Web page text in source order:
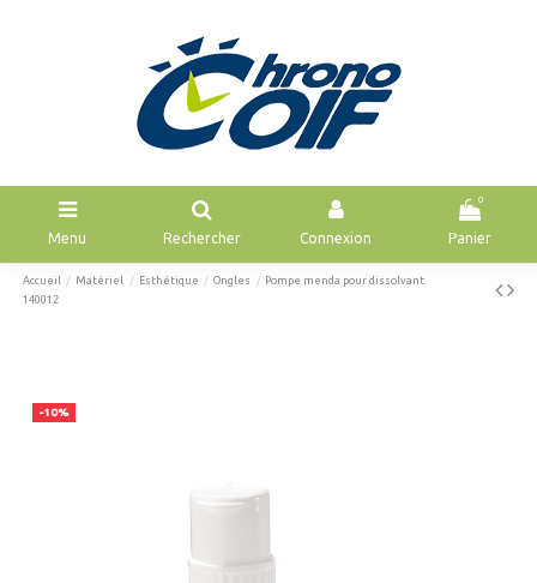
Menu Rechercher Connexion
0
Panier
Accueil Matériel Esthétique Ongles
Pompe menda pour dissolvant
140012
-10%